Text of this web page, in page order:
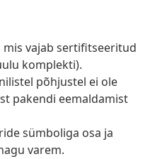
mis vajab sertifitseeritud
komplekti).
põhjustel ei ole
pakendi eemaldamist
sümboliga osa ja
varem.